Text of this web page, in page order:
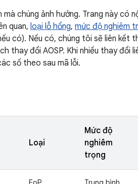
chúng ảnh hưởng. Trang này có
quan, loại lỗ hổng, mức độ nghiêm
có). Nếu có, chúng tôi sẽ liên kết
thay đổi AOSP. Khi nhiều thay đổi
số theo sau mã lỗi.
Loại
Mức độ
nghiêm
trọng